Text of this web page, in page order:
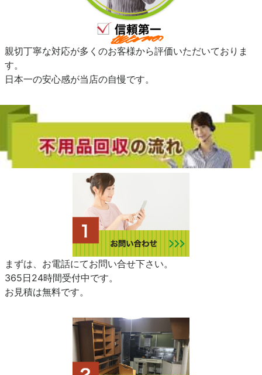
親切丁寧な対応が多くのお客様から評価いただいておりま
す。
日本一の安心感が当店の自慢です。
まずは、お電話にてお問い合せ下さい。
365日24時間受付中です。
お見積は無料です。